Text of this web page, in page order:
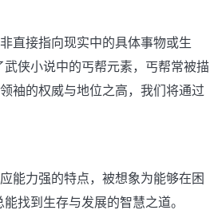
直接指向现实中的具体事物或生
侠小说中的丐帮元素，丐帮常被描
袖的权威与地位之高，我们将通过
能力强的特点，被想象为能够在困
找到生存与发展的智慧之道。